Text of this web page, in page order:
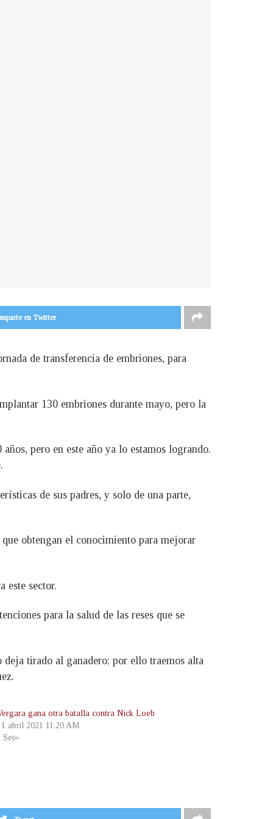
en Twitter
de transferencia de embriones, para
130 embriones durante mayo, pero la
pero en este año ya lo estamos logrando.
de sus padres, y solo de una parte,
obtengan el conocimiento para mejorar
este sector.
para la salud de las reses que se
tirado al ganadero; por ello traemos alta
gana otra batalla contra Nick Loeb
abril 2021 11:20 AM
Set»